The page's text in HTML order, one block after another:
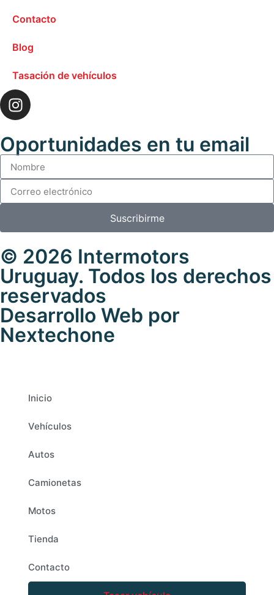
Contacto
Blog
Tasación de vehículos
Oportunidades en tu email
Suscribirme
© 2026 Intermotors
Uruguay. Todos los derechos
reservados
Desarrollo Web por
Nextechone
Inicio
Vehículos
Autos
Camionetas
Motos
Tienda
Contacto